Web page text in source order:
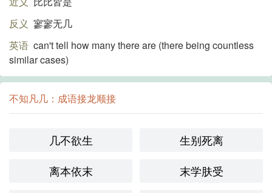
反义 寥寥无几
英语 can't tell how many there are (there being countless
similar cases)
不知凡几：成语接龙顺接
几不欲生
生别死离
离本依末
末学肤受